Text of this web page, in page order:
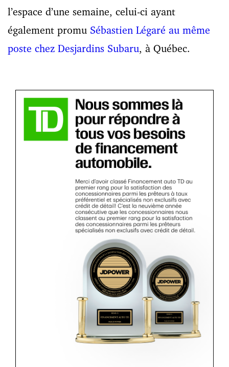
l’espace d’une semaine, celui-ci ayant
également promu Sébastien Légaré au même
poste chez Desjardins Subaru, à Québec.